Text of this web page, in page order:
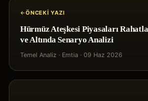
ÖNCEKI YAZI
Hürmüz Ateşkesi Piyasaları
ve Altında Senaryo Analizi
Temel Analiz · Emtia · 09 Haz 2026